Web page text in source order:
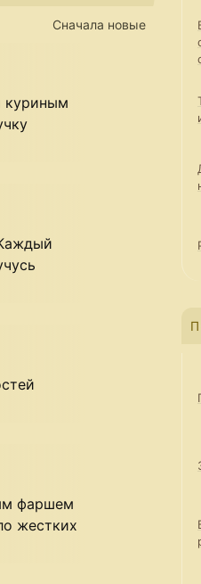
Сначала новые
куриным
фаршем
жестких